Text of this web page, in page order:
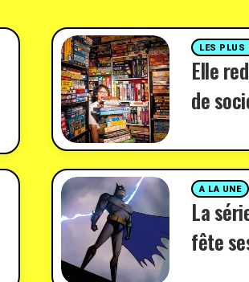
LES PLUS
Elle
de
A LA UNE
La
fête